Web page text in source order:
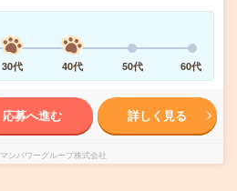
30代 40代 50代 60代
応募へ進む 詳しく見る
マンパワーグループ株式会社